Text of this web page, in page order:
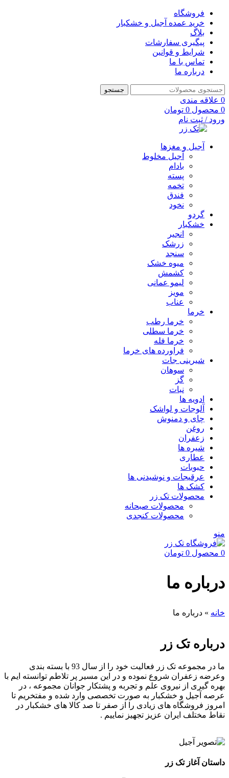
فروشگاه
خرید عمده آجیل و خشکبار
بلاگ
پیگیری سفارشات
شرایط و قوانین
تماس با ما
درباره ما
جستجو
0 علاقه مندی
0 محصول 0 تومان
ورود / ثبت نام
آجیل و مغزها
آجیل مخلوط
بادام
پسته
تخمه
فندق
نخود
گردو
خشکبار
انجیر
زرشک
سنجد
میوه خشک
کشمش
لیمو عمانی
مویز
عناب
خرما
خرما رطب
خرما سطلی
خرما فله
فراورده های خرما
شیرینی جات
سوهان
گز
نبات
ادویه ها
آلوجات و لواشک
چای و دمنوش
روغن
زعفران
شیره ها
عطاری
حبوبات
عرقیجات و نوشیدنی ها
کشک ها
محصولات تک زر
محصولات صبحانه
محصولات کنجدی
منو
0 محصول 0 تومان
درباره ما
خانه » درباره ما
درباره تک زر
ما در مجموعه تک زر فعالیت خود را از سال 93 با بسته بندی
وعرضه زعفران شروع نموده و در این مسیر پر تلاطم توانسته ایم با
بهره گیری از نیروی علم و تجربه و پشتکار جوانان مجموعه ، در
عرصه آجیل و خشکبار به صورت تخصصی وارد شده و مفتخریم تا
امروز فروشگاه های زیادی را از صفر تا صد کالا های خشکبار در
نقاط مختلف ایران عزیز تجهیز نماییم .
داستان آغاز تک زر